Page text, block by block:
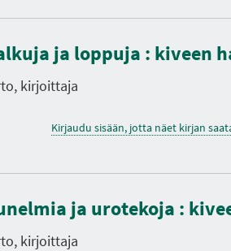
ja loppuja : kiveen
kirjoittaja
Kirjaudu sisään, jotta näet kirjan
ja urotekoja :
kirjoittaja